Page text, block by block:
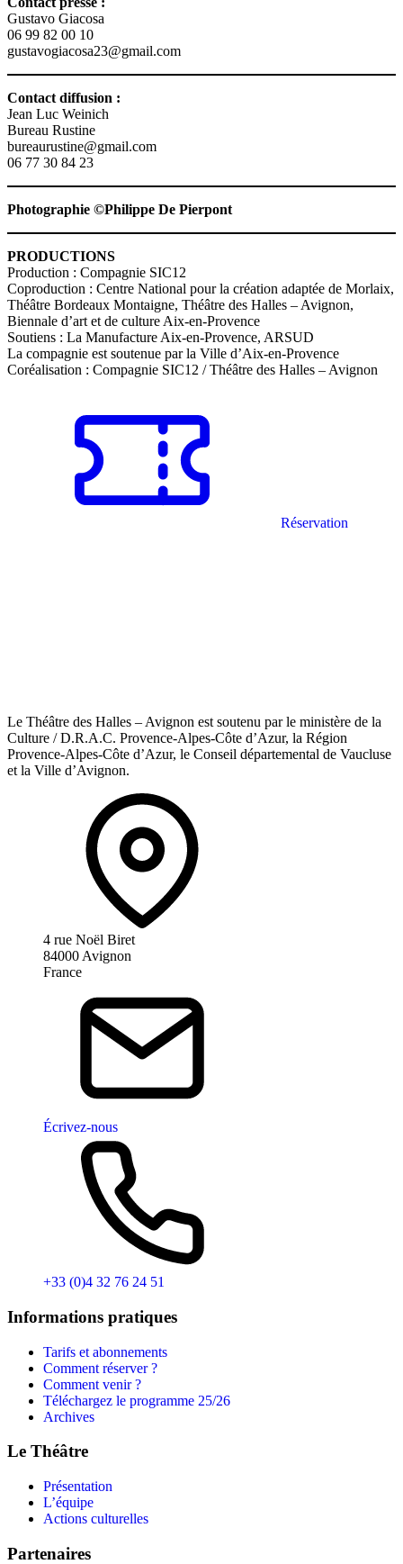
Gustavo Giacosa
06 99 82 00 10
gustavogiacosa23@gmail.com
Contact diffusion :
Jean Luc Weinich
Bureau Rustine
bureaurustine@gmail.com
06 77 30 84 23
Photographie ©Philippe De Pierpont
PRODUCTIONS
Production : Compagnie SIC12
Coproduction : Centre National pour la création adaptée de Morlaix,
Théâtre Bordeaux Montaigne, Théâtre des Halles – Avignon,
Biennale d’art et de culture Aix-en-Provence
Soutiens : La Manufacture Aix-en-Provence, ARSUD
La compagnie est soutenue par la Ville d’Aix-en-Provence
Coréalisation : Compagnie SIC12 / Théâtre des Halles – Avignon
Réservation
Le Théâtre des Halles – Avignon est soutenu par le ministère de la
Culture / D.R.A.C. Provence-Alpes-Côte d’Azur, la Région
Provence-Alpes-Côte d’Azur, le Conseil départemental de Vaucluse
et la Ville d’Avignon.
4 rue Noël Biret
84000 Avignon
France
Écrivez-nous
+33 (0)4 32 76 24 51
Informations pratiques
Tarifs et abonnements
Comment réserver ?
Comment venir ?
Téléchargez le programme 25/26
Archives
Le Théâtre
Présentation
L’équipe
Actions culturelles
Partenaires